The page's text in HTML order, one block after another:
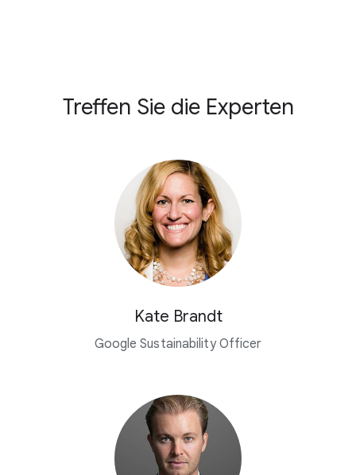
Treffen Sie die Experten
Kate Brandt
Google Sustainability Officer